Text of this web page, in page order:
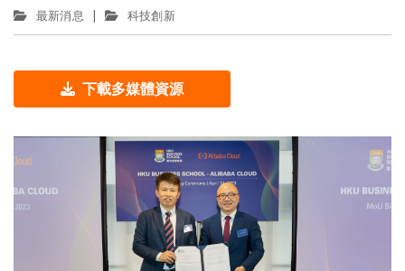
最新消息 | 科技創新
下載多媒體資源